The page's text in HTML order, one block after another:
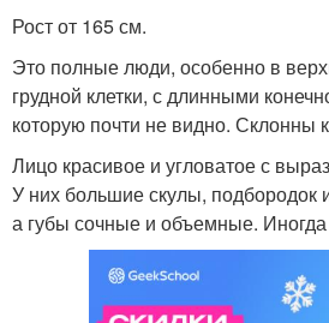
Рост от 165 см.
Это полные люди, особенно в
грудной клетки, с длинными
которую почти не видно. Склонны
Лицо красивое и угловатое с
У них большие скулы, подбородок
а губы сочные и объемные.